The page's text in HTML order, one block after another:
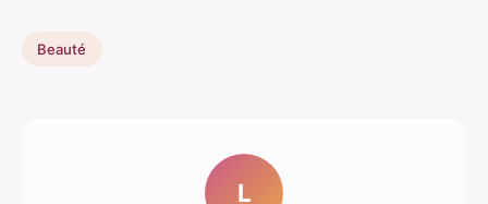
Beauté
L